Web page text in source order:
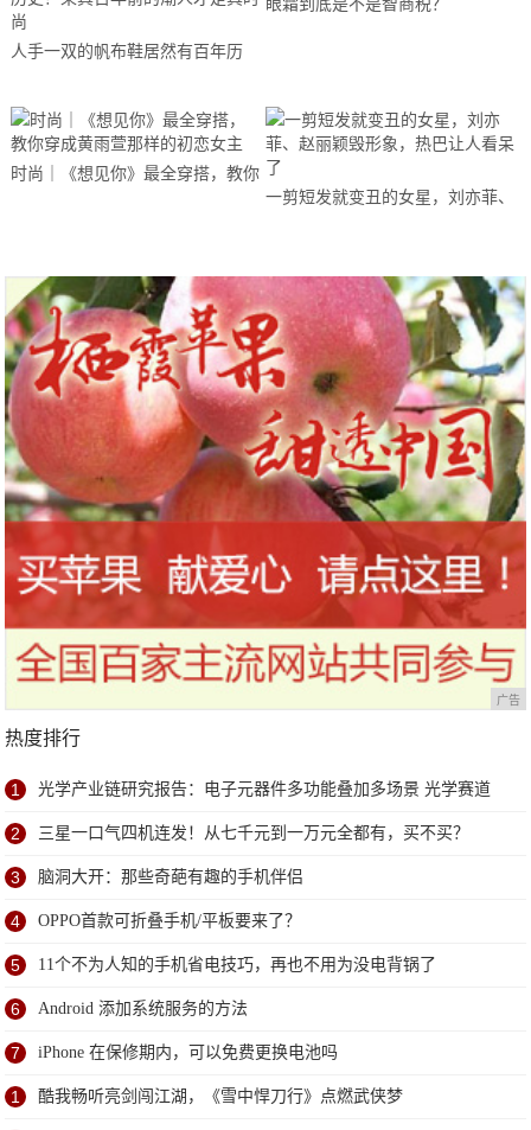
人手一双的帆布鞋居然有百年历
眼霜到底是不是智商税？
时尚｜《想见你》最全穿搭，教你
一剪短发就变丑的女星，刘亦菲、
广告
热度排行
1 光学产业链研究报告：电子元器件多功能叠加多场景 光学赛道
优且长
2 三星一口气四机连发！从七千元到一万元全都有，买不买？
3 脑洞大开：那些奇葩有趣的手机伴侣
4 OPPO首款可折叠手机/平板要来了？
5 11个不为人知的手机省电技巧，再也不用为没电背锅了
6 Android 添加系统服务的方法
7 iPhone 在保修期内，可以免费更换电池吗
1 酷我畅听亮剑闯江湖，《雪中悍刀行》点燃武侠梦